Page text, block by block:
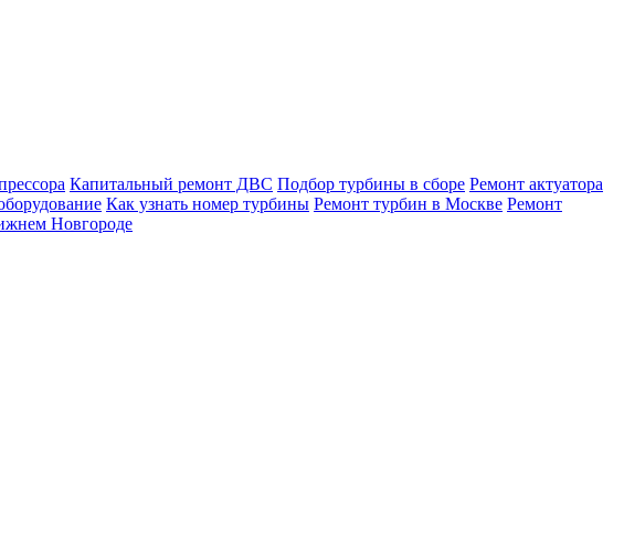
Капитальный ремонт ДВС Подбор турбины в сборе Ремонт актуатора
Как узнать номер турбины Ремонт турбин в Москве Ремонт
Новгороде